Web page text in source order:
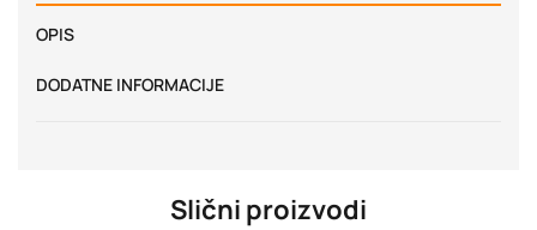
OPIS
DODATNE INFORMACIJE
Slični proizvodi